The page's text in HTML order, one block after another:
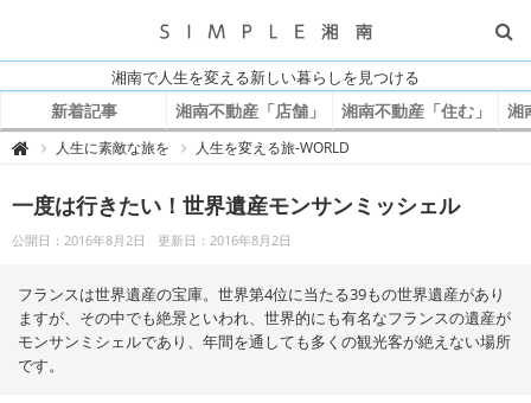
湘南で人生を変える新しい暮らしを見つける
新着記事 湘南不動産「店舗」 湘南不動産「住む」 湘

L
E
湘
南
人生に素敵な旅を 人生を変える旅-WORLD
一度は行きたい！世界遺産モンサンミッシェル
公開日：2016年8月2日 更新日：2016年8月2日
フランスは世界遺産の宝庫。世界第4位に当たる39もの世界遺産があり
ますが、その中でも絶景といわれ、世界的にも有名なフランスの遺産が
モンサンミシェルであり、年間を通しても多くの観光客が絶えない場所
です。